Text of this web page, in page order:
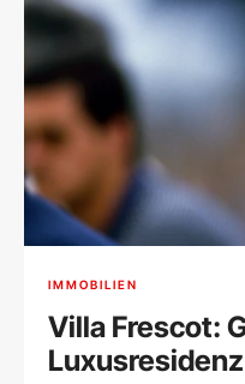
IMMOBILIEN
Villa Frescot: